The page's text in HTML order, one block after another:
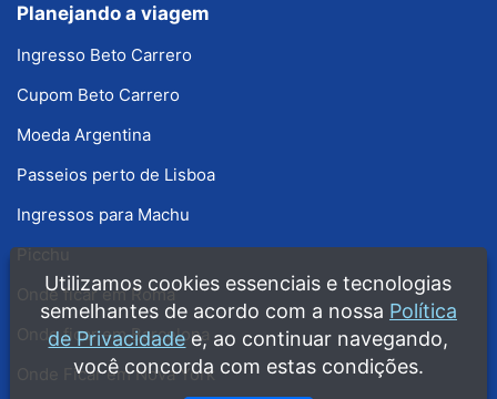
Planejando a viagem
Ingresso Beto Carrero
Cupom Beto Carrero
Moeda Argentina
Passeios perto de Lisboa
Ingressos para Machu
Picchu
Onde ficar em Roma
Onde ficar em Barcelona
Onde Ficar em Nova York
Utilizamos cookies essenciais e tecnologias
semelhantes de acordo com a nossa Política
de Privacidade e, ao continuar navegando,
você concorda com estas condições.